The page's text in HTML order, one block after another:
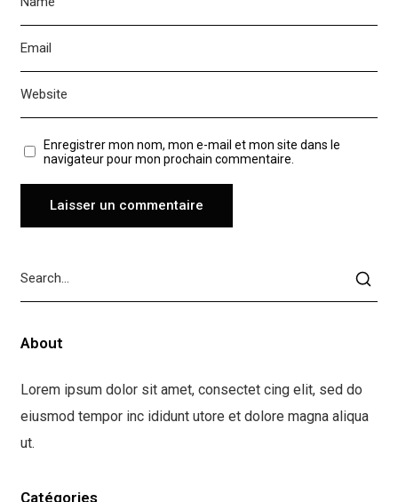
Enregistrer mon nom, mon e-mail et mon site dans le
navigateur pour mon prochain commentaire.
About
Lorem ipsum dolor sit amet, consectet cing elit, sed do
eiusmod tempor inc ididunt utore et dolore magna aliqua
ut.
Catégories